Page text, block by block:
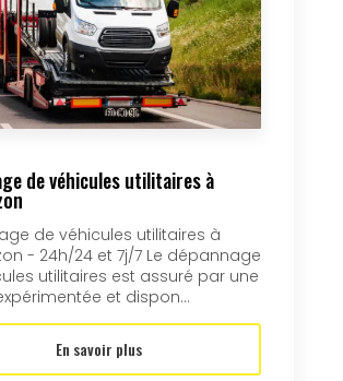
de véhicules utilitaires à
de véhicules utilitaires à
- 24h/24 et 7j/7 Le dépannage
utilitaires est assuré par une
et dispon...
En savoir plus